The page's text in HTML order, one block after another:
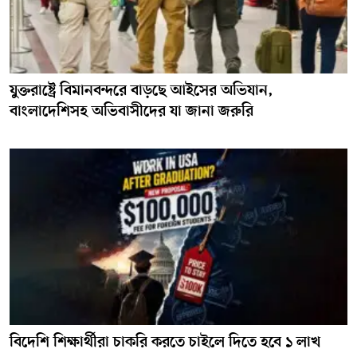
যুক্তরাষ্ট্রে বিমানবন্দরে বাড়ছে আইসের অভিযান,
বাংলাদেশিসহ অভিবাসীদের যা জানা জরুরি
বিদেশি শিক্ষার্থীরা চাকরি করতে চাইলে দিতে হবে ১ লাখ